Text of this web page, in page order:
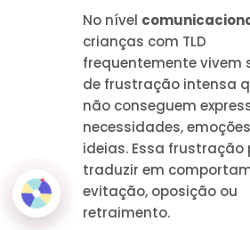
No nível
crianças com TLD
frequentemente vivem
de frustração intensa
não conseguem
necessidades,
ideias. Essa frustração
traduzir em
evitação, oposição ou
retraimento.